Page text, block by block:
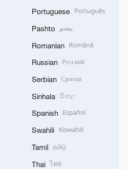
Portuguese Português
Pashto پښتو
Romanian Română
Russian Русский
Serbian Српски
Sinhala සිංහල
Spanish Español
Swahili Kiswahili
Tamil தமிழ்
Thai ไทย